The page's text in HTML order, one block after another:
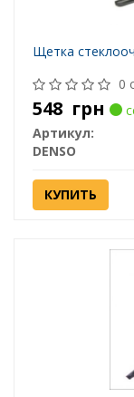
Щетка
0
548 грн
Артикул:
DENSO
КУПИТЬ